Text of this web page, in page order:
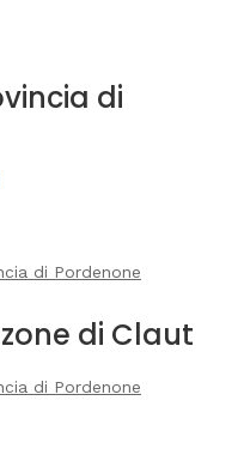
di
di Pordenone
di Claut
di Pordenone